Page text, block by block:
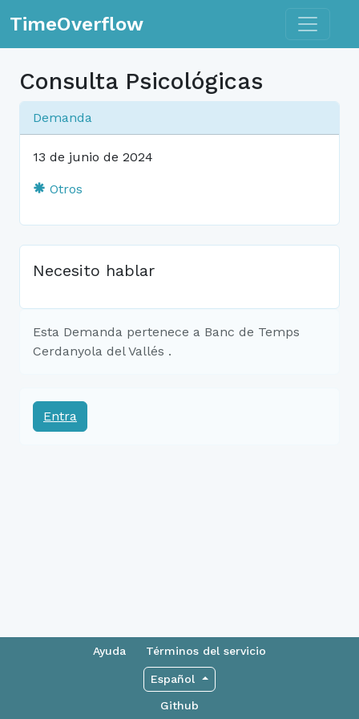
TimeOverflow Toggle
Consulta Psicológicas
Demanda
13 de junio de 2024
Otros
Necesito hablar
Esta Demanda pertenece a Banc de Temps
Cerdanyola del Vallés .
Entra
Ayuda Términos del servicio
Español
Github